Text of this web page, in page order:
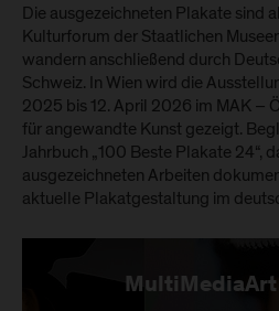
Die ausgezeichneten Plakate sind
Kulturforum der Staatlichen
wandern anschließend durch
Schweiz. In Wien wird die
2025 bis 12. April 2026 im MAK –
für angewandte Kunst gezeigt.
Jahrbuch „100 Beste Plakate 24“,
ausgezeichneten Arbeiten
aktuelle Plakatgestaltung im
MultiMediaArt